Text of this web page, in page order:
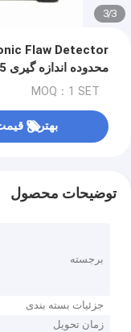
1
/
3
Flaw Detector
محدوده اندازه گیری 2.5-5000 میلی متری
MOQ：1 SET
بهترین
توضیحات محصول
برجسته
جزئیات بسته بندی
زمان تحویل